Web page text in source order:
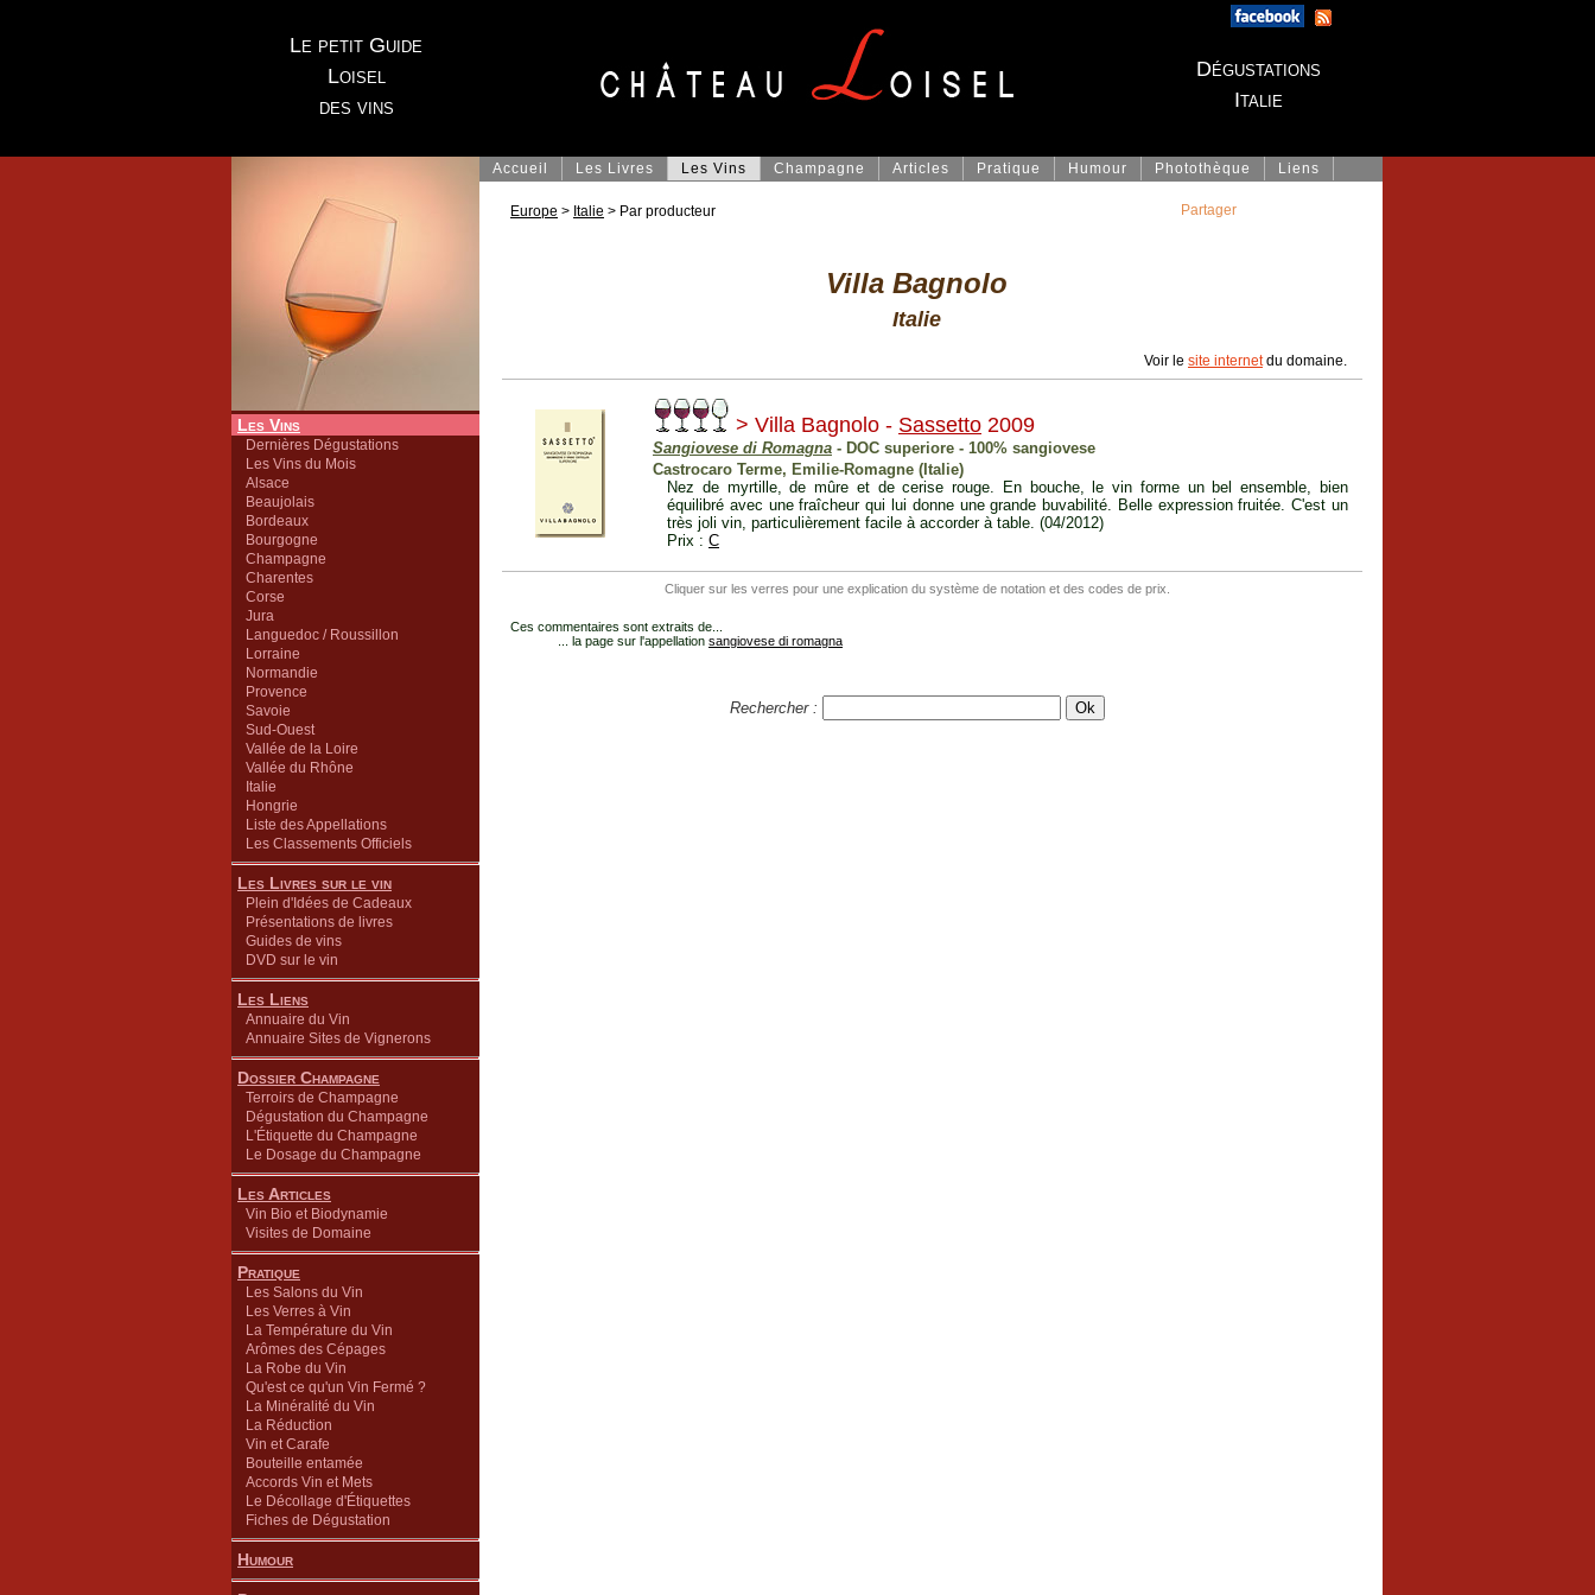
Le petit Guide
Loisel
des vins
Dégustations
Italie
Les Vins
Dernières Dégustations
Les Vins du Mois
Alsace
Beaujolais
Bordeaux
Bourgogne
Champagne
Charentes
Corse
Jura
Languedoc / Roussillon
Lorraine
Normandie
Provence
Savoie
Sud-Ouest
Vallée de la Loire
Vallée du Rhône
Italie
Hongrie
Liste des Appellations
Les Classements Officiels
Les Livres sur le vin
Plein d'Idées de Cadeaux
Présentations de livres
Guides de vins
DVD sur le vin
Les Liens
Annuaire du Vin
Annuaire Sites de Vignerons
Dossier Champagne
Terroirs de Champagne
Dégustation du Champagne
L'Étiquette du Champagne
Le Dosage du Champagne
Les Articles
Vin Bio et Biodynamie
Visites de Domaine
Pratique
Les Salons du Vin
Les Verres à Vin
La Température du Vin
Arômes des Cépages
La Robe du Vin
Qu'est ce qu'un Vin Fermé ?
La Minéralité du Vin
La Réduction
Vin et Carafe
Bouteille entamée
Accords Vin et Mets
Le Décollage d'Étiquettes
Fiches de Dégustation
Humour
Accueil Les Livres Les Vins Champagne Articles Pratique Humour Photothèque Liens
Europe > Italie > Par producteur
Villa Bagnolo
Italie
Voir le site internetdu domaine.
> Villa Bagnolo - Sassetto 2009
Sangiovese di Romagna - DOC superiore - 100% sangiovese
Castrocaro Terme, Emilie-Romagne (Italie)
Nez de myrtille, de mûre et de cerise rouge. En bouche, le vin forme un bel ensemble, bien
équilibré avec une fraîcheur qui lui donne une grande buvabilité. Belle expression fruitée. C'est un
très joli vin, particulièrement facile à accorder à table. (04/2012)
Prix : C
Cliquer sur les verres pour une explication du système de notation et des codes de prix.
Ces commentaires sont extraits de...
... la page sur l'appellation sangiovese di romagna
Rechercher :
Partager